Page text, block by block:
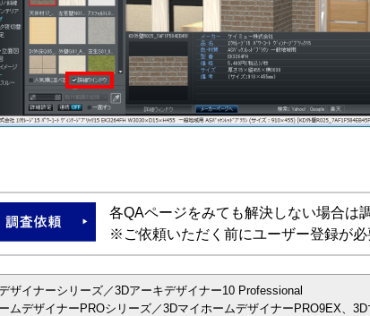
各QAページをみても解決しない場合は
※ご依頼いただく前にユーザー登録が必
ザイナーシリーズ／3Dアーキデザイナー10 Professional
ムデザイナーPROシリーズ／3DマイホームデザイナーPRO9EX、